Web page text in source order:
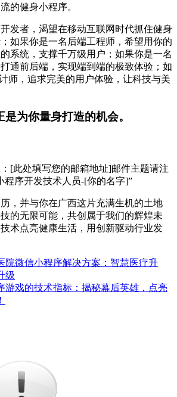
的健身小程序。
发者，渴望在移动互联网时代抓住健身
如果你是一名后端工程师，希望用你的
系统，支撑千万级用户；如果你是一名
通前后端，实现端到端的极致体验；如
师，追求完美的用户体验，让科技与美
为你量身打造的机会。
[此处填写您的邮箱地址]邮件主题请注
程序开发技术人员-[你的名字]”
，并与你在广西这片充满生机的土地
的无限可能，共创属于我们的辉煌未
术点亮健康生活，用创新驱动行业发
院微信小程序解决方案：智慧医疗升
级
游戏的技术指标：揭秘幕后英雄，点亮